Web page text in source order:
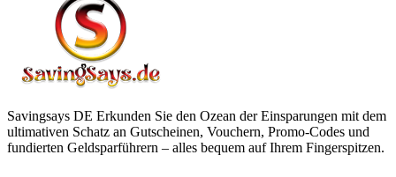
Savingsays DE Erkunden Sie den Ozean der Einsparungen mit dem
ultimativen Schatz an Gutscheinen, Vouchern, Promo-Codes und
fundierten Geldsparführern – alles bequem auf Ihrem Fingerspitzen.